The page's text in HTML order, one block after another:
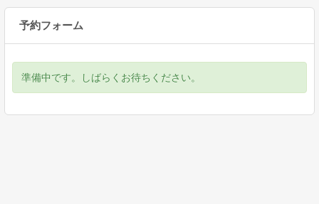
予約フォーム
準備中です。しばらくお待ちください。